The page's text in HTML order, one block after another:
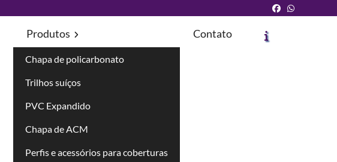
Produtos
Chapa de policarbonato
Trilhos suíços
PVC Expandido
Chapa de ACM
Perfis e acessórios para coberturas
Contato
Solicite um Orçamento